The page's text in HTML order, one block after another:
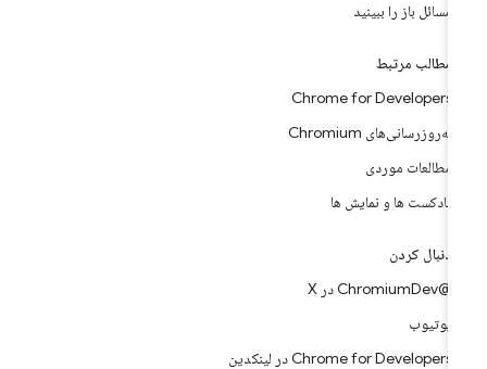
مسائل باز را ببینید
مطالب مرتبط
Chrome for Developers
به‌روزرسانی‌های Chromium
مطالعات موردی
پادکست ها و نمایش ها
دنبال کردن
یوتیوب
Chrome for Developers در لینکدین